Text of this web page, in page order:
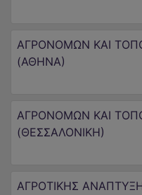
ΑΓΡΟΝΟΜΩΝ ΚΑΙ
(ΑΘΗΝΑ)
ΑΓΡΟΝΟΜΩΝ ΚΑΙ
(ΘΕΣΣΑΛΟΝΙΚΗ)
ΑΓΡΟΤΙΚΗΣ